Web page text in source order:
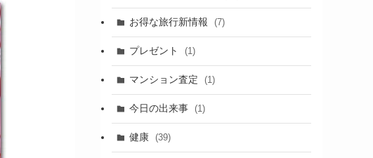
お得な旅行新情報 (7)
プレゼント (1)
マンション査定 (1)
今日の出来事 (1)
健康 (39)